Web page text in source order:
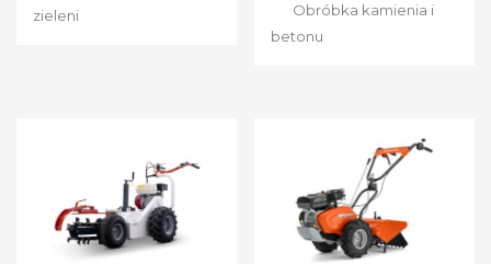
zieleni
Obróbka kamienia i
betonu